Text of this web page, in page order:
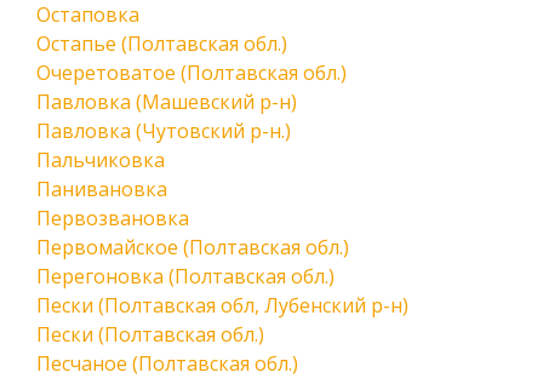
Остаповка
Остапье (Полтавская обл.)
Очеретоватое (Полтавская обл.)
Павловка (Машевский р-н)
Павловка (Чутовский р-н.)
Пальчиковка
Панивановка
Первозвановка
Первомайское (Полтавская обл.)
Перегоновка (Полтавская обл.)
Пески (Полтавская обл, Лубенский р-н)
Пески (Полтавская обл.)
Песчаное (Полтавская обл.)